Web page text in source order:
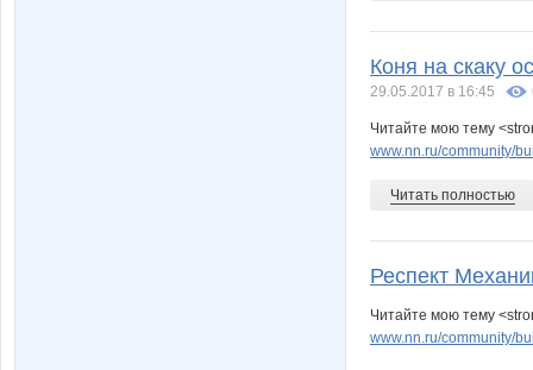
Коня на скаку
29.05.2017 в 16:45
Читайте мою тему
www.nn.ru/community/
Читать полностью
Респект
Читайте мою тему
www.nn.ru/community/